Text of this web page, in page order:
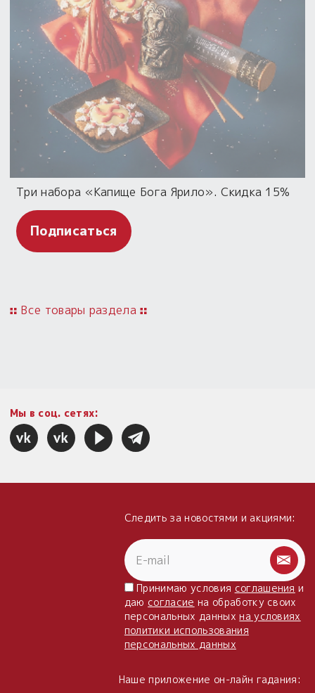
Три набора «Капище Бога Ярило». Скидка 15%
Подписаться
Все товары раздела
Мы в соц. сетях:
Следить за новостями и акциями:
Принимаю условия соглашения и
даю согласие на обработку своих
персональных данныхна условиях
политики использования
персональных данных
Наше приложение он-лайн гадания: